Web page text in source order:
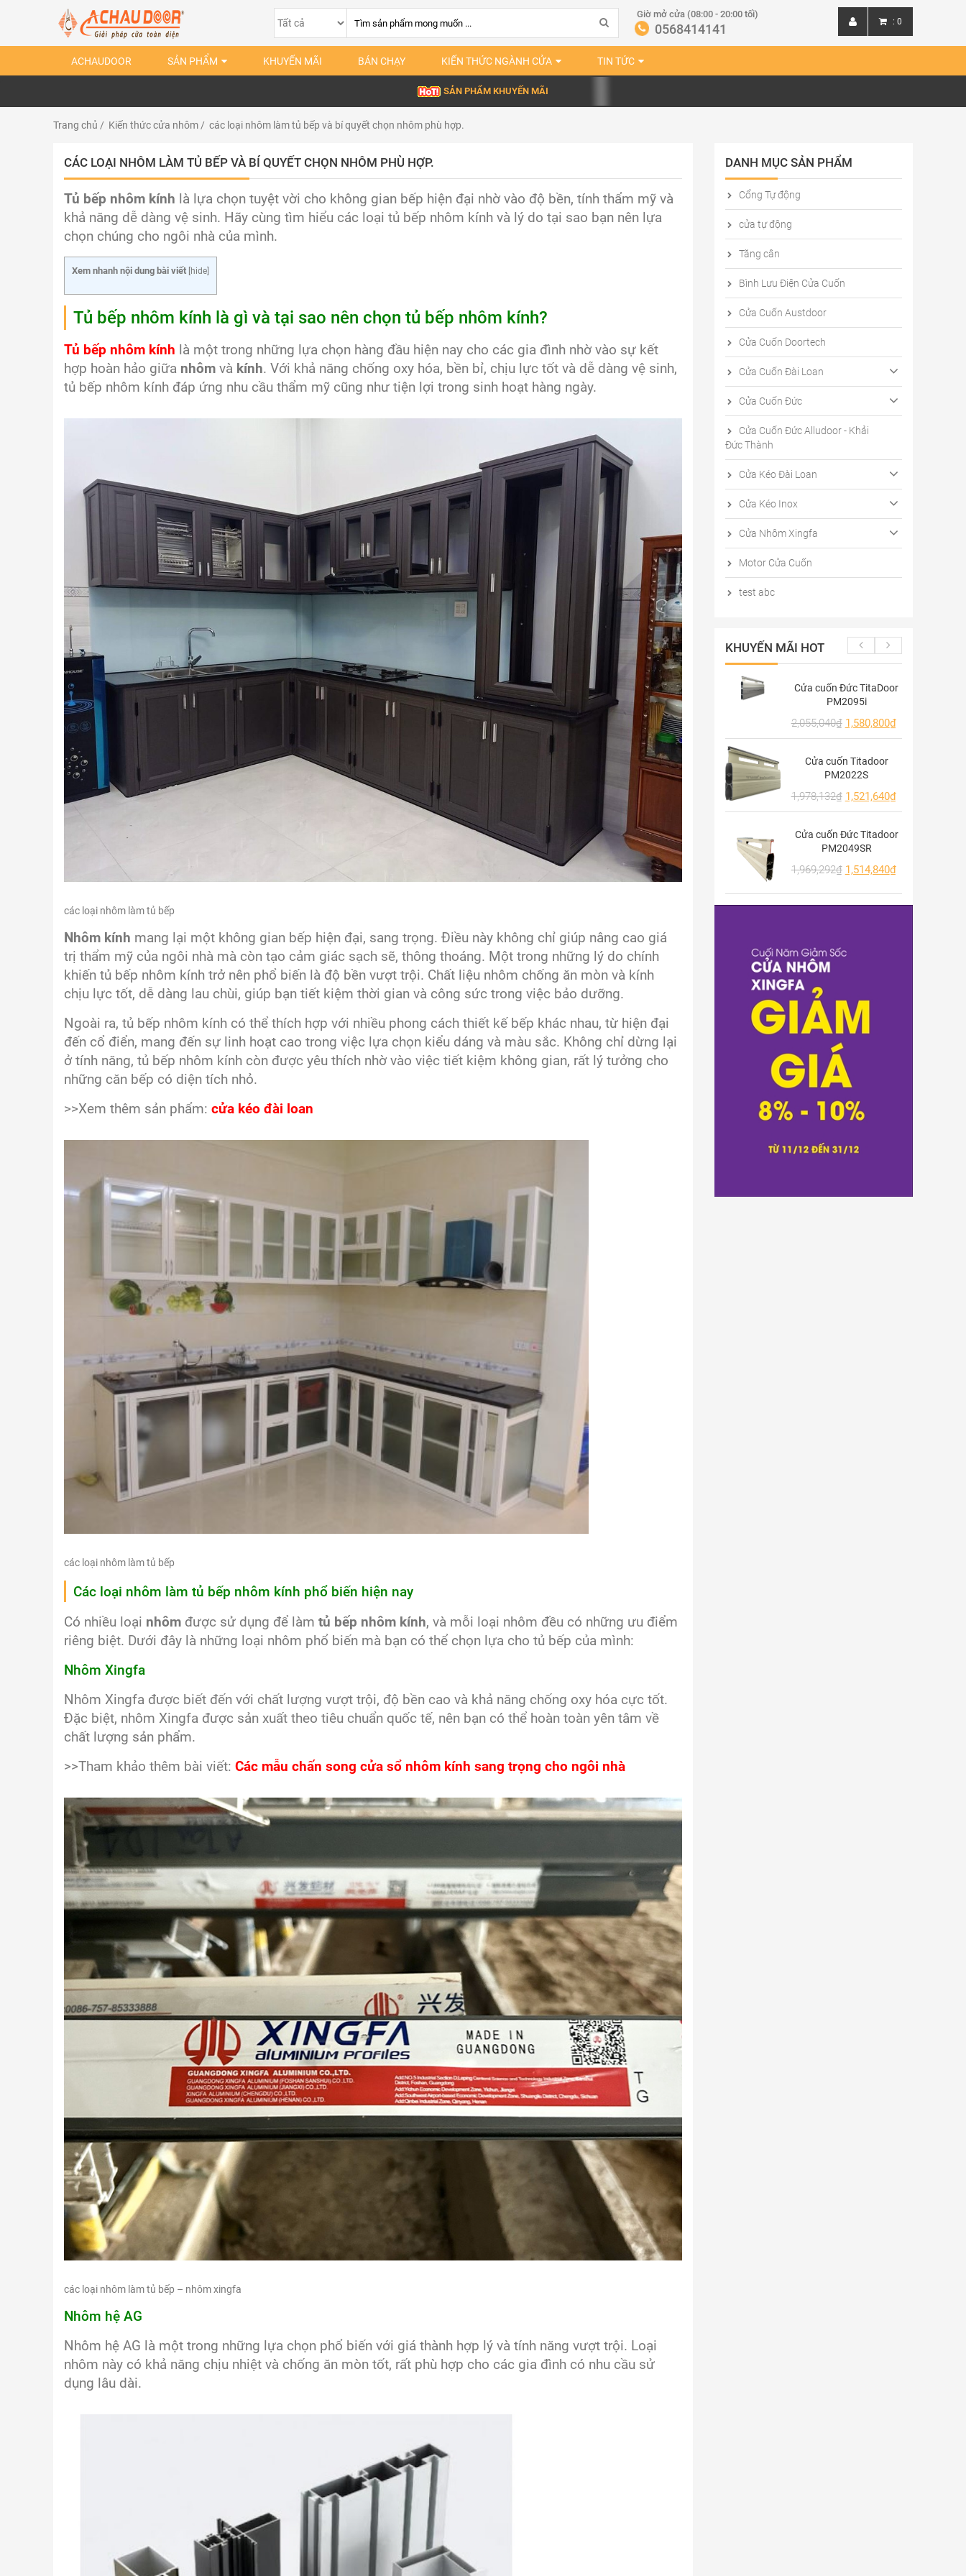
Giờ mở cửa (08:00 - 20:00 tối)
0568414141 : 0
ACHAUDOOR SẢN PHẨM KHUYẾN MÃI BÁN CHẠY KIẾN THỨC NGÀNH CỬA TIN TỨC
SẢN PHẨM KHUYẾN MÃI
Trang chủ / Kiến thức cửa nhôm / các loại nhôm làm tủ bếp và bí quyết chọn nhôm phù hợp.
CÁC LOẠI NHÔM LÀM TỦ BẾP VÀ BÍ QUYẾT CHỌN NHÔM PHÙ HỢP.
Tủ bếp nhôm kính là lựa chọn tuyệt vời cho không gian bếp hiện đại nhờ vào độ bền, tính thẩm mỹ và
khả năng dễ dàng vệ sinh. Hãy cùng tìm hiểu các loại tủ bếp nhôm kính và lý do tại sao bạn nên lựa
chọn chúng cho ngôi nhà của mình.
Xem nhanh nội dung bài viết hide
Tủ bếp nhôm kính là gì và tại sao nên chọn tủ bếp nhôm kính?
Tủ bếp nhôm kính là một trong những lựa chọn hàng đầu hiện nay cho các gia đình nhờ vào sự kết
hợp hoàn hảo giữa nhôm và kính. Với khả năng chống oxy hóa, bền bỉ, chịu lực tốt và dễ dàng vệ sinh,
tủ bếp nhôm kính đáp ứng nhu cầu thẩm mỹ cũng như tiện lợi trong sinh hoạt hàng ngày.
các loại nhôm làm tủ bếp
Nhôm kính mang lại một không gian bếp hiện đại, sang trọng. Điều này không chỉ giúp nâng cao giá
trị thẩm mỹ của ngôi nhà mà còn tạo cảm giác sạch sẽ, thông thoáng. Một trong những lý do chính
khiến tủ bếp nhôm kính trở nên phổ biến là độ bền vượt trội. Chất liệu nhôm chống ăn mòn và kính
chịu lực tốt, dễ dàng lau chùi, giúp bạn tiết kiệm thời gian và công sức trong việc bảo dưỡng.
Ngoài ra, tủ bếp nhôm kính có thể thích hợp với nhiều phong cách thiết kế bếp khác nhau, từ hiện đại
đến cổ điển, mang đến sự linh hoạt cao trong việc lựa chọn kiểu dáng và màu sắc. Không chỉ dừng lại
ở tính năng, tủ bếp nhôm kính còn được yêu thích nhờ vào việc tiết kiệm không gian, rất lý tưởng cho
những căn bếp có diện tích nhỏ.
>>Xem thêm sản phẩm: cửa kéo đài loan
các loại nhôm làm tủ bếp
Các loại nhôm làm tủ bếp nhôm kính phổ biến hiện nay
Có nhiều loại nhôm được sử dụng để làm tủ bếp nhôm kính, và mỗi loại nhôm đều có những ưu điểm
riêng biệt. Dưới đây là những loại nhôm phổ biến mà bạn có thể chọn lựa cho tủ bếp của mình:
Nhôm Xingfa
Nhôm Xingfa được biết đến với chất lượng vượt trội, độ bền cao và khả năng chống oxy hóa cực tốt.
Đặc biệt, nhôm Xingfa được sản xuất theo tiêu chuẩn quốc tế, nên bạn có thể hoàn toàn yên tâm về
chất lượng sản phẩm.
>>Tham khảo thêm bài viết: Các mẫu chấn song cửa sổ nhôm kính sang trọng cho ngôi nhà
các loại nhôm làm tủ bếp – nhôm xingfa
Nhôm hệ AG
Nhôm hệ AG là một trong những lựa chọn phổ biến với giá thành hợp lý và tính năng vượt trội. Loại
nhôm này có khả năng chịu nhiệt và chống ăn mòn tốt, rất phù hợp cho các gia đình có nhu cầu sử
dụng lâu dài.
DANH MỤC SẢN PHẨM
Cổng Tự động
cửa tự động
Tăng cân
Bình Lưu Điện Cửa Cuốn
Cửa Cuốn Austdoor
Cửa Cuốn Doortech
Cửa Cuốn Đài Loan
Cửa Cuốn Đức
Cửa Cuốn Đức Alludoor - Khải
Đức Thành
Cửa Kéo Đài Loan
Cửa Kéo Inox
Cửa Nhôm Xingfa
Motor Cửa Cuốn
test abc
KHUYẾN MÃI HOT
Cửa cuốn Đức TitaDoor
PM2095i
2,055,040₫ 1,580,800₫
Cửa cuốn Titadoor
PM2022S
1,978,132₫ 1,521,640₫
Cửa cuốn Đức Titadoor
PM2049SR
1,969,292₫ 1,514,840₫